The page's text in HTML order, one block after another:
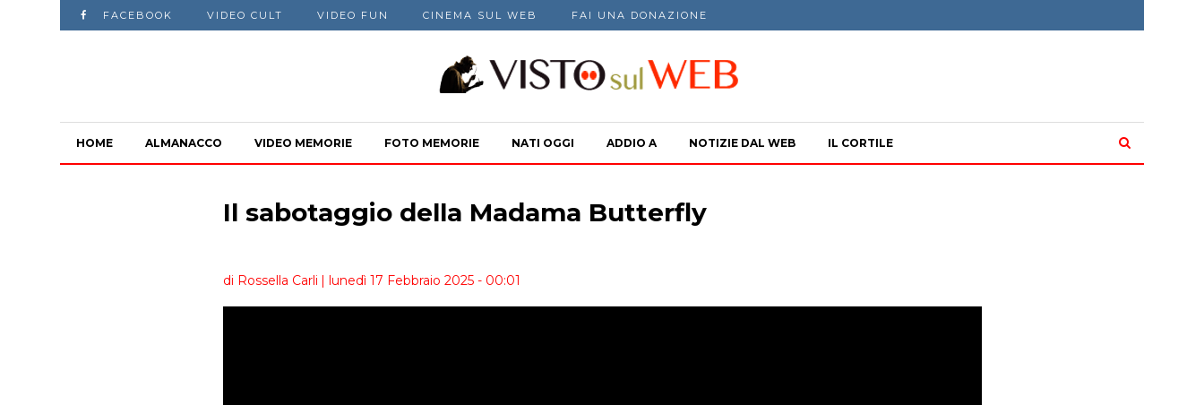
FACEBOOK VIDEO CULT VIDEO FUN CINEMA SUL WEB FAI UNA DONAZIONE
HOME ALMANACCO VIDEO MEMORIE FOTO MEMORIE NATI OGGI ADDIO A NOTIZIE DAL WEB IL CORTILE
Il sabotaggio della Madama Butterfly
di Rossella Carli | lunedì 17 Febbraio 2025 - 00:01